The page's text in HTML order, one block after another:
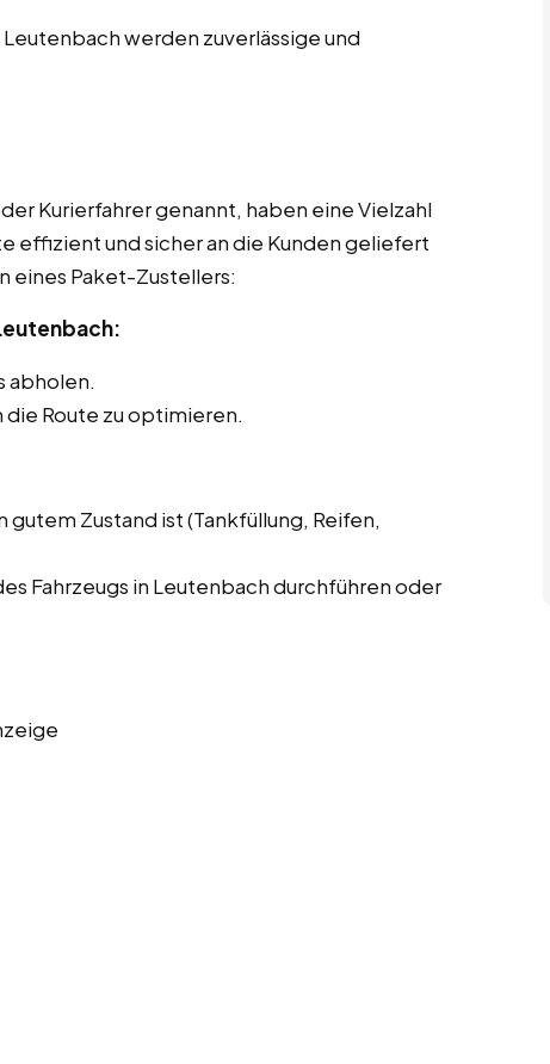
werden zuverlässige und
Kurierfahrer genannt, haben eine Vielzahl
effizient und sicher an die Kunden geliefert
eines Paket-Zustellers:
abholen.
Route zu optimieren.
Zustand ist (Tankfüllung, Reifen,
Fahrzeugs in Leutenbach durchführen oder